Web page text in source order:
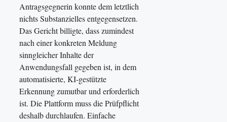
Antragsgegnerin konnte dem letztlich
nichts Substanzielles entgegensetzen.
Das Gericht billigte, dass zumindest
nach einer konkreten Meldung
sinngleicher Inhalte der
Anwendungsfall gegeben ist, in dem
automatisierte, KI-gestützte
Erkennung zumutbar und erforderlich
ist. Die Plattform muss die Prüfpflicht
deshalb durchlaufen. Einfache